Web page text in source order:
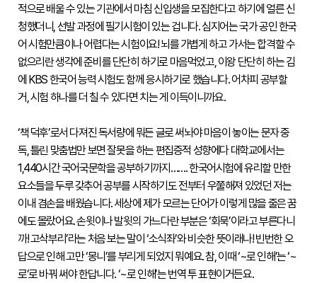
시험
접수
성적
확인
성
적
인
자
격
증
급
자
격
증
및
성
적
진
적으로 배울 수 있는 기관에서 마침 신입생을 모집한다고 하기에 얼른 신
청했더니, 선발 과정에 필기시험이 있는 겁니다. 심지어는 국가 공인 한국
어 시험만큼이나 어렵다는 시험이요! 뇌를 가볍게 하고 가서는 합격할 수
없으리란 생각에 준비를 단단히 하기로 마음먹었고, 이왕 단단히 하는 김
에 KBS 한국어 능력 시험도 함께 응시하기로 했습니다. 어차피 공부할
거, 시험 하나를 더 칠 수 있다면 치는 게 이득이니까요.
‘책 덕후’로서 다져진 독서량에 뭐든 글로 써놔야 마음이 놓이는 문자 중
독, 틀린 맞춤법만 보면 잘못을 하는 편집증적 성향에다 대학교에서는
1,440시간 국어국문학을 공부하기까지……. 한국어시험에 유리할 만한
요소들을 두루 갖추어 공부를 시작하기도 전부터 우쭐해져 있었던 저는
이내 겸손을 배웠습니다. 세상에 제가 모르는 단어가 이렇게 많을 줄은 꿈
에도 몰랐어요. 손윗이나 발윗의 가느다란 부분은 ‘회묵’이라고 부른다니
까! 고삭부리’라는 처음 보는 말이 ‘소식좌’와 비슷한 뜻이래나! 빈번한 오
답으로 인해 고만 ‘몽니’를 부리게 되었지 뭐예요. 참, 이때 ‘~로 인해’는 ‘~
로’로 바꿔 써야 한답니다. ‘~로 인해’는 번역 투 표현이거든요.